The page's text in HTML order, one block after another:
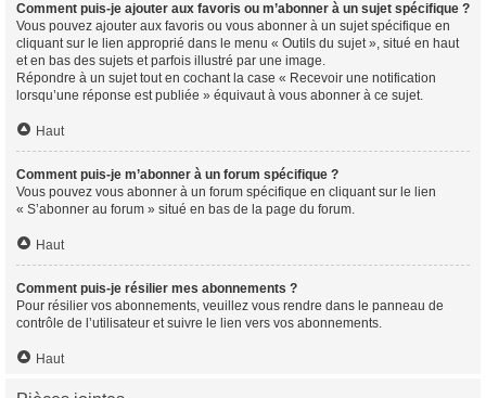
Comment puis-je ajouter aux favoris ou m’abonner à un sujet spécifique ?
Vous pouvez ajouter aux favoris ou vous abonner à un sujet spécifique en
cliquant sur le lien approprié dans le menu « Outils du sujet », situé en haut
et en bas des sujets et parfois illustré par une image.
Répondre à un sujet tout en cochant la case « Recevoir une notification
lorsqu’une réponse est publiée » équivaut à vous abonner à ce sujet.
Haut
Comment puis-je m’abonner à un forum spécifique ?
Vous pouvez vous abonner à un forum spécifique en cliquant sur le lien
« S’abonner au forum » situé en bas de la page du forum.
Haut
Comment puis-je résilier mes abonnements ?
Pour résilier vos abonnements, veuillez vous rendre dans le panneau de
contrôle de l’utilisateur et suivre le lien vers vos abonnements.
Haut